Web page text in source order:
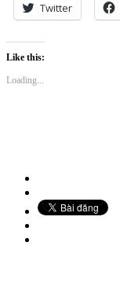
Twitter
Like this:
Loading...